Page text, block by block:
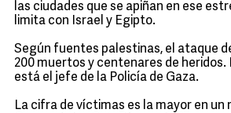
las ciudades que se apiñan en ese
limita con Israel y Egipto.
Según fuentes palestinas, el ataque
200 muertos y centenares de
está el jefe de la Policía de Gaza.
La cifra de víctimas es la mayor en un